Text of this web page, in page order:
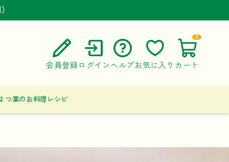
会員登録 ログイン ヘルプ
ご利用ガイド
お問い合わせ
お気に入り カート
0
つ葉のお料理レシピ